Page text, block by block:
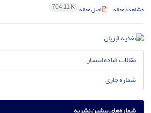
مشاهده مقاله اصل مقاله 704.11 K
مقالات آماده انتشار
شماره جاری